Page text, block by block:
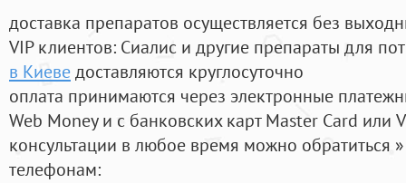
доставка препаратов осуществляется без
VIP клиентов: Сиалис и другие препараты для
в Киеведоставляются круглосуточно
оплата принимаются через электронные
Web Money и с банковских карт Master Card или
консультации в любое время можно обратиться
телефонам: